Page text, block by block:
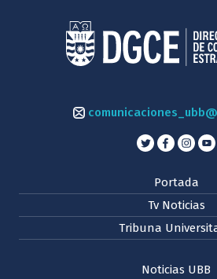
Portada
Tv Noticias
Tribuna
Noticias UBB